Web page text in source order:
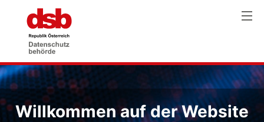
Willkommen auf der Website